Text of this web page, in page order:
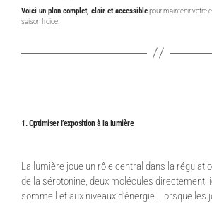
Voici un plan complet, clair et accessiblepour maintenir votre
saison froide.
1. Optimiser l’exposition à la lumière
La lumière joue un rôle central dans la
de la sérotonine, deux molécules directement
sommeil et aux niveaux d’énergie. Lorsque les